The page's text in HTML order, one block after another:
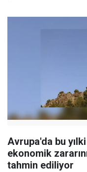
Avrupa'da bu yılki
ekonomik
tahmin ediliyor